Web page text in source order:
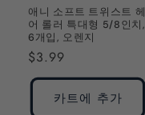
애니 소프트 트위스트 헤
어 롤러 특대형 5/8인치,
6개입, 오렌지
정
가
$3.99
카트에 추가